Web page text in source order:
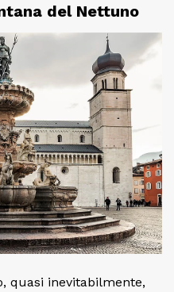
del Nettuno
quasi inevitabilmente,